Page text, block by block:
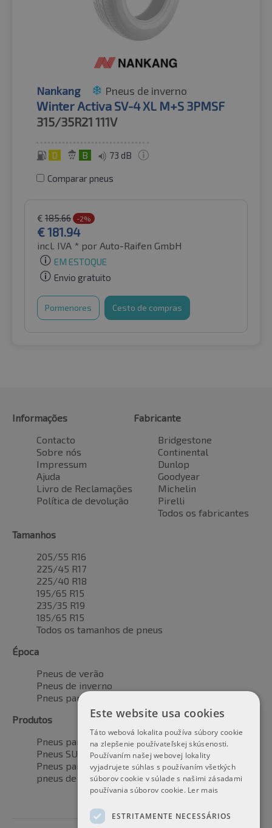
Nankang Pneus de inverno
Winter Activa SV-4 XL M+S 3PMSF
315/35R21 111V
D B 73 dB
Comparar pneus
€ 185.66 -2%
€181.94
incl. IVA * por Auto-Raifen GmbH
EM ESTOQUE
Envio gratuito
Pormenores Cesto de compras
Informações
Contacto
Sobre nós
Impressum
Ajuda
Livro de Reclamações
Política de devolução
Fabricante
Bridgestone
Continental
Dunlop
Goodyear
Michelin
Pirelli
Todos os fabricantes
Tamanhos
205/55 R16
225/45 R17
225/40 R18
195/65 R15
235/35 R19
185/65 R15
Todos os tamanhos de pneus
Época
Pneus de verão
Pneus de inverno
Pneus para todas as estações
Produtos
Pneus para automóveis
Pneus SUV / 4x4
Pneus para veículos de transporte
pneus de motocicleta
Este website usa cookies
Táto webová lokalita používa súbory cookie
na zlepšenie používateľskej skúsenosti.
Používaním našej webovej lokality
vyjadrujete súhlas s používaním všetkých
súborov cookie v súlade s našimi zásadami
používania súborov cookie. Ler mais
ESTRITAMENTE NECESSÁRIOS